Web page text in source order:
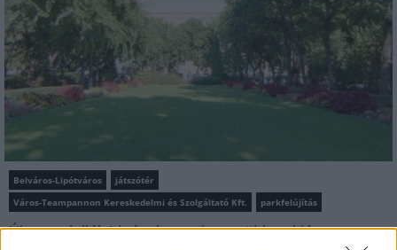
Belváros-Lipótváros
játszótér
Város-Teampannon Kereskedelmi és Szolgáltató Kft.
parkfelújítás
Újragondolják Lipótváros rejtett, zöld parkját